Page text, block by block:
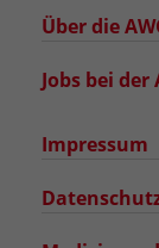
Über die
Jobs bei der
Impressum